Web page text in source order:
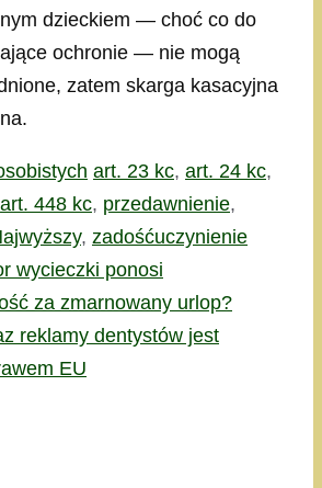
dzieckiem — choć co do
ochronie — nie mogą
zatem skarga kasacyjna
Tagi
art. 23 kc, art. 24 kc,
art. 448 kc, przedawnienie,
, zadośćuczynienie
wycieczki ponosi
za zmarnowany urlop?
reklamy dentystów jest
EU